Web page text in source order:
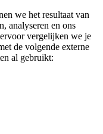
we het resultaat van
analyseren en ons
vergelijken we je
de volgende externe
al gebruikt: